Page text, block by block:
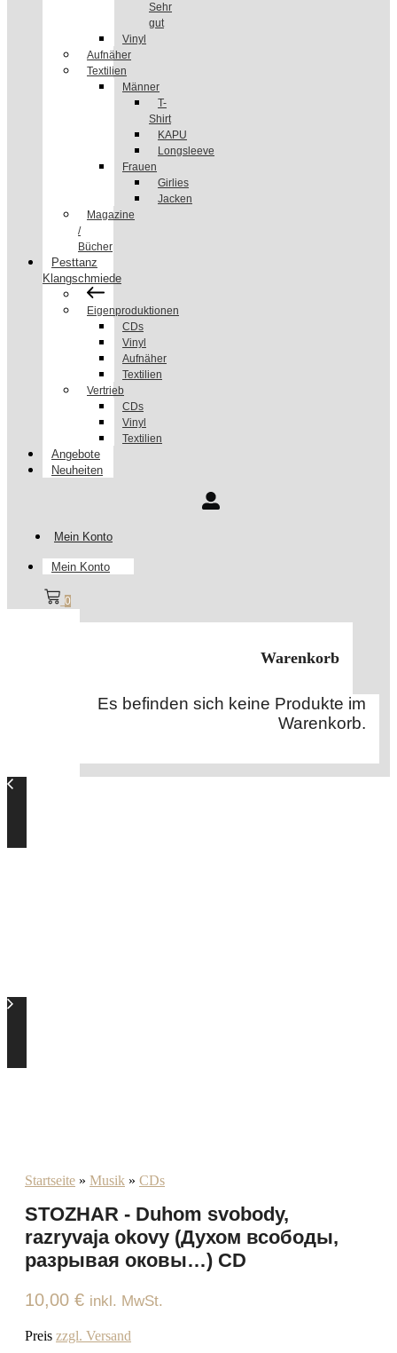
Sehr
gut
Vinyl
Aufnäher
Textilien
Männer
T-
Shirt
KAPU
Longsleeve
Frauen
Girlies
Jacken
Magazine
/
Bücher
Pesttanz
Klangschmiede
Eigenproduktionen
CDs
Vinyl
Aufnäher
Textilien
Vertrieb
CDs
Vinyl
Textilien
Angebote
Neuheiten
Mein Konto
Mein Konto
0
Warenkorb
Es befinden sich keine Produkte im
Warenkorb.
Startseite » Musik » CDs
STOZHAR - Duhom svobody,​
razryvaja okovy (Духом всободы,
разрывая оковы…) CD
10,00 € inkl. MwSt.
Preis zzgl. Versand